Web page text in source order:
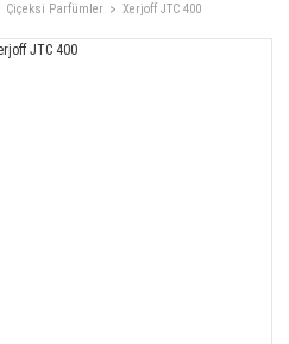
Çiçeksi Parfümler Xerjoff JTC 400